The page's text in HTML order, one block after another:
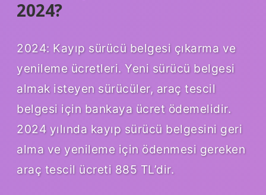
2024?
2024: Kayıp sürücü belgesi çıkarma ve
yenileme ücretleri. Yeni sürücü belgesi
almak isteyen sürücüler, araç tescil
belgesi için bankaya ücret ödemelidir.
2024 yılında kayıp sürücü belgesini geri
alma ve yenileme için ödenmesi gereken
araç tescil ücreti 885 TL’dir.